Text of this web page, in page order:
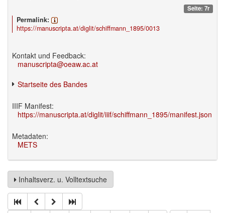
Seite: 7r
Permalink:
https://manuscripta.at/diglit/schiffmann_1895/0013
Kontakt und Feedback:
manuscripta@oeaw.ac.at
Startseite des Bandes
IIIF Manifest:
https://manuscripta.at/diglit/iiif/schiffmann_1895/manifest.json
Metadaten:
METS
Inhaltsverz. u. Volltextsuche